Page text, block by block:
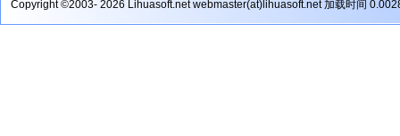
Copyright ©2003- 2026 Lihuasoft.net webmaster(at)lihuasoft.net 加载时间